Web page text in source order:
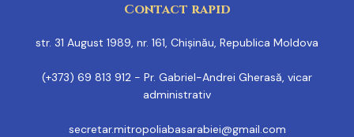
Contact rapid
str. 31 August 1989, nr. 161, Chișinău, Republica Moldova
(+373) 69 813 912 - Pr. Gabriel-Andrei Gherasă, vicar
administrativ
secretar.mitropoliabasarabiei@gmail.com